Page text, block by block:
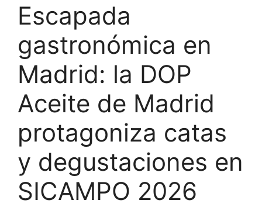
Escapada
gastronómica en
Madrid: la DOP
Aceite de Madrid
protagoniza catas
y degustaciones en
SICAMPO 2026